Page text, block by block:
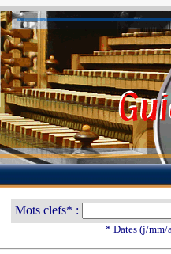
Mots clefs* :
* Dates (j/mm/